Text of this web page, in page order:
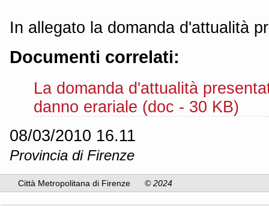
In allegato la domanda d'attualità
Documenti correlati:
La domanda d'attualità
danno erariale (doc - 30 KB)
08/03/2010 16.11
Provincia di Firenze
Città Metropolitana di Firenze © 2024